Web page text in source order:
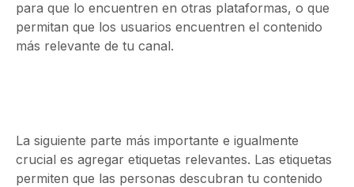
para que lo encuentren en otras plataformas, o que
permitan que los usuarios encuentren el contenido
más relevante de tu canal.
La siguiente parte más importante e igualmente
crucial es agregar etiquetas relevantes. Las etiquetas
permiten que las personas descubran tu contenido